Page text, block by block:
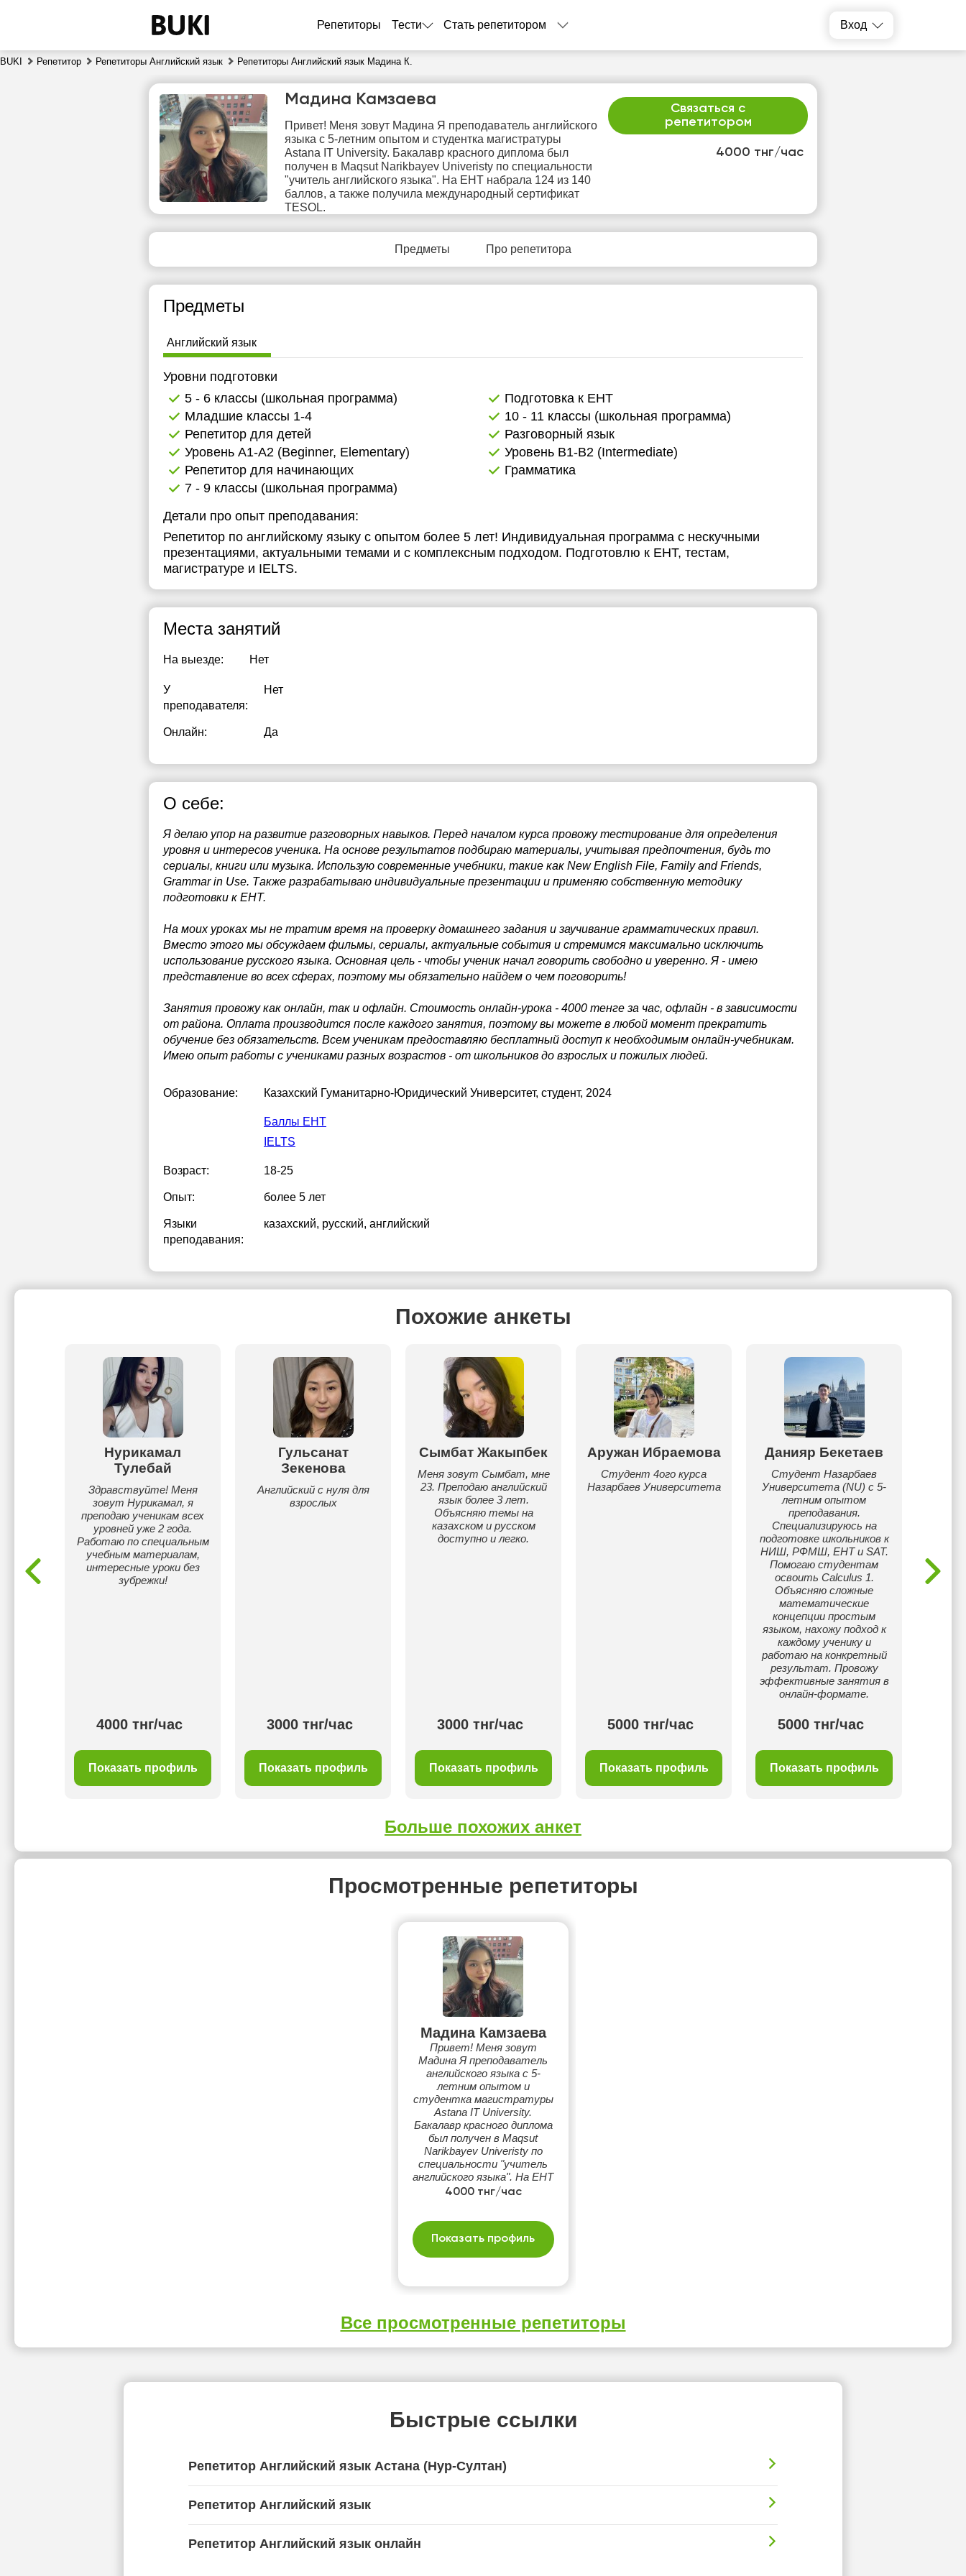
Репетиторы Тести Стать репетитором Вход
BUKI Репетитор Репетиторы Английский язык Репетиторы Английский язык Мадина К.
4000 тнг/час
Связаться с
репетитором
Мадина Камзаева
Привет! Меня зовут Мадина Я преподаватель английского
языка с 5-летним опытом и студентка магистратуры
Astana IT University. Бакалавр красного диплома был
получен в Maqsut Narikbayev Univeristy по специальности
"учитель английского языка". На ЕНТ набрала 124 из 140
баллов, а также получила международный сертификат
TESOL.
Предметы Про репетитора
Предметы
Английский язык
Уровни подготовки
5 - 6 классы (школьная программа)
Подготовка к ЕНТ
Младшие классы 1-4
10 - 11 классы (школьная программа)
Репетитор для детей
Разговорный язык
Уровень А1-А2 (Beginner, Elementary)
Уровень B1-B2 (Intermediate)
Репетитор для начинающих
Грамматика
7 - 9 классы (школьная программа)
Детали про опыт преподавания:
Репетитор по английскому языку с опытом более 5 лет! Индивидуальная программа с нескучными
презентациями, актуальными темами и с комплексным подходом. Подготовлю к ЕНТ, тестам,
магистратуре и IELTS.
Места занятий
На выезде: Нет
У
преподавателя:
Нет
Онлайн: Да
О себе:
Я делаю упор на развитие разговорных навыков. Перед началом курса провожу тестирование для определения
уровня и интересов ученика. На основе результатов подбираю материалы, учитывая предпочтения, будь то
сериалы, книги или музыка. Использую современные учебники, такие как New English File, Family and Friends,
Grammar in Use. Также разрабатываю индивидуальные презентации и применяю собственную методику
подготовки к ЕНТ.
На моих уроках мы не тратим время на проверку домашнего задания и заучивание грамматических правил.
Вместо этого мы обсуждаем фильмы, сериалы, актуальные события и стремимся максимально исключить
использование русского языка. Основная цель - чтобы ученик начал говорить свободно и уверенно. Я - имею
представление во всех сферах, поэтому мы обязательно найдем о чем поговорить!
Занятия провожу как онлайн, так и офлайн. Стоимость онлайн-урока - 4000 тенге за час, офлайн - в зависимости
от района. Оплата производится после каждого занятия, поэтому вы можете в любой момент прекратить
обучение без обязательств. Всем ученикам предоставляю бесплатный доступ к необходимым онлайн-учебникам.
Имею опыт работы с учениками разных возрастов - от школьников до взрослых и пожилых людей.
Образование: Казахский Гуманитарно-Юридический Университет, студент, 2024
Баллы ЕНТ
IELTS
Возраст: 18-25
Опыт: более 5 лет
Языки
преподавания:
казахский, русский, английский
Похожие анкеты
Нурикамал
Тулебай
Здравствуйте! Меня
зовут Нурикамал, я
преподаю ученикам всех
уровней уже 2 года.
Работаю по специальным
учебным материалам,
интересные уроки без
зубрежки!
4000 тнг/час
Показать профиль
Гульсанат
Зекенова
Английский с нуля для
взрослых
3000 тнг/час
Показать профиль
Сымбат Жакыпбек
Меня зовут Сымбат, мне
23. Преподаю английский
язык более 3 лет.
Объясняю темы на
казахском и русском
доступно и легко.
3000 тнг/час
Показать профиль
Аружан Ибраемова
Студент 4ого курса
Назарбаев Университета
5000 тнг/час
Показать профиль
Данияр Бекетаев
Студент Назарбаев
Университета (NU) с 5-
летним опытом
преподавания.
Специализируюсь на
подготовке школьников к
НИШ, РФМШ, ЕНТ и SAT.
Помогаю студентам
освоить Calculus 1.
Объясняю сложные
математические
концепции простым
языком, нахожу подход к
каждому ученику и
работаю на конкретный
результат. Провожу
эффективные занятия в
онлайн-формате.
5000 тнг/час
Показать профиль
Больше похожих анкет
Просмотренные репетиторы
Мадина Камзаева
Привет! Меня зовут
Мадина Я преподаватель
английского языка с 5-
летним опытом и
студентка магистратуры
Astana IT University.
Бакалавр красного диплома
был получен в Maqsut
Narikbayev Univeristy по
специальности "учитель
английского языка". На ЕНТ
набрала 124 из 140 баллов,
4000 тнг/час
Показать профиль
Все просмотренные репетиторы
Быстрые ссылки
Репетитор Английский язык Астана (Нур-Султан)
Репетитор Английский язык
Репетитор Английский язык онлайн
пт
7
сб
8
вс
9
пн
10
вт
11
12
13
17:00
17:30
18:00
10:30
12:30
13:30
14:00
15:30
10:00
10:30
12:30
13:30
15:30
Нет
свободных
Нет
свободных
свободных
свободных